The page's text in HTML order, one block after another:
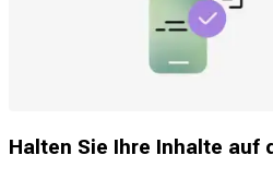
Halten Sie Ihre Inhalte auf